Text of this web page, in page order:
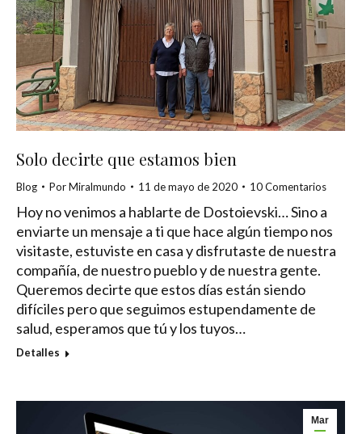
Solo decirte que estamos bien
Blog PorMiralmundo 11 de mayo de 2020 10 Comentarios
Hoy no venimos a hablarte de Dostoievski… Sino a
enviarte un mensaje a ti que hace algún tiempo nos
visitaste, estuviste en casa y disfrutaste de nuestra
compañía, de nuestro pueblo y de nuestra gente.
Queremos decirte que estos días están siendo
difíciles pero que seguimos estupendamente de
salud, esperamos que tú y los tuyos…
Detalles
Mar